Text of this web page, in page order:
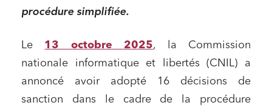
procédure simplifiée.
Le 13 octobre 2025, la Commission
nationale informatique et libertés (CNIL) a
annoncé avoir adopté 16 décisions de
sanction dans le cadre de la procédure